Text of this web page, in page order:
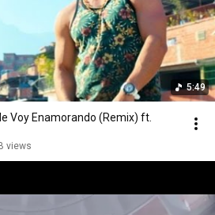
5:49
Voy Enamorando (Remix) ft.
views